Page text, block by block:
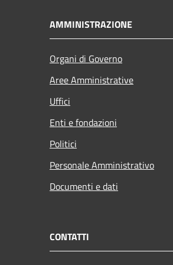
AMMINISTRAZIONE
Organi di Governo
Aree Amministrative
Uffici
Enti e fondazioni
Politici
Personale Amministrativo
Documenti e dati
CONTATTI